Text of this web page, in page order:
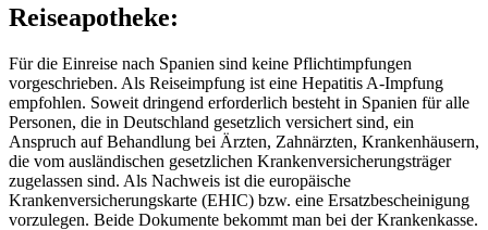
Reiseapotheke:
Für die Einreise nach Spanien sind keine Pflichtimpfungen
vorgeschrieben. Als Reiseimpfung ist eine Hepatitis A-Impfung
empfohlen. Soweit dringend erforderlich besteht in Spanien für alle
Personen, die in Deutschland gesetzlich versichert sind, ein
Anspruch auf Behandlung bei Ärzten, Zahnärzten, Krankenhäusern,
die vom ausländischen gesetzlichen Krankenversicherungsträger
zugelassen sind. Als Nachweis ist die europäische
Krankenversicherungskarte (EHIC) bzw. eine Ersatzbescheinigung
vorzulegen. Beide Dokumente bekommt man bei der Krankenkasse.